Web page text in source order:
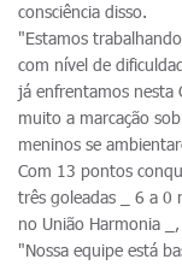
consciência disso.
"Estamos
com nível de
já enfrentamos nesta
muito a marcação
meninos se
Com 13 pontos
três goleadas _ 6 a 0
no União Harmonia
"Nossa equipe está